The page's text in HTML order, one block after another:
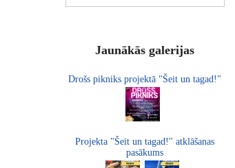
Jaunākās galerijas
Drošs pikniks projektā "Šeit un tagad!"
Projekta "Šeit un tagad!" atklāšanas
pasākums